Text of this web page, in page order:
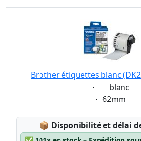
Brother étiquettes blanc
Eigenschaft:
blanc
Eigenschaft:
62mm
📦 Lagerstatus:
Disponibilité et délai